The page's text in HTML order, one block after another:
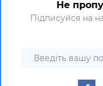
Не
Підписуйся на